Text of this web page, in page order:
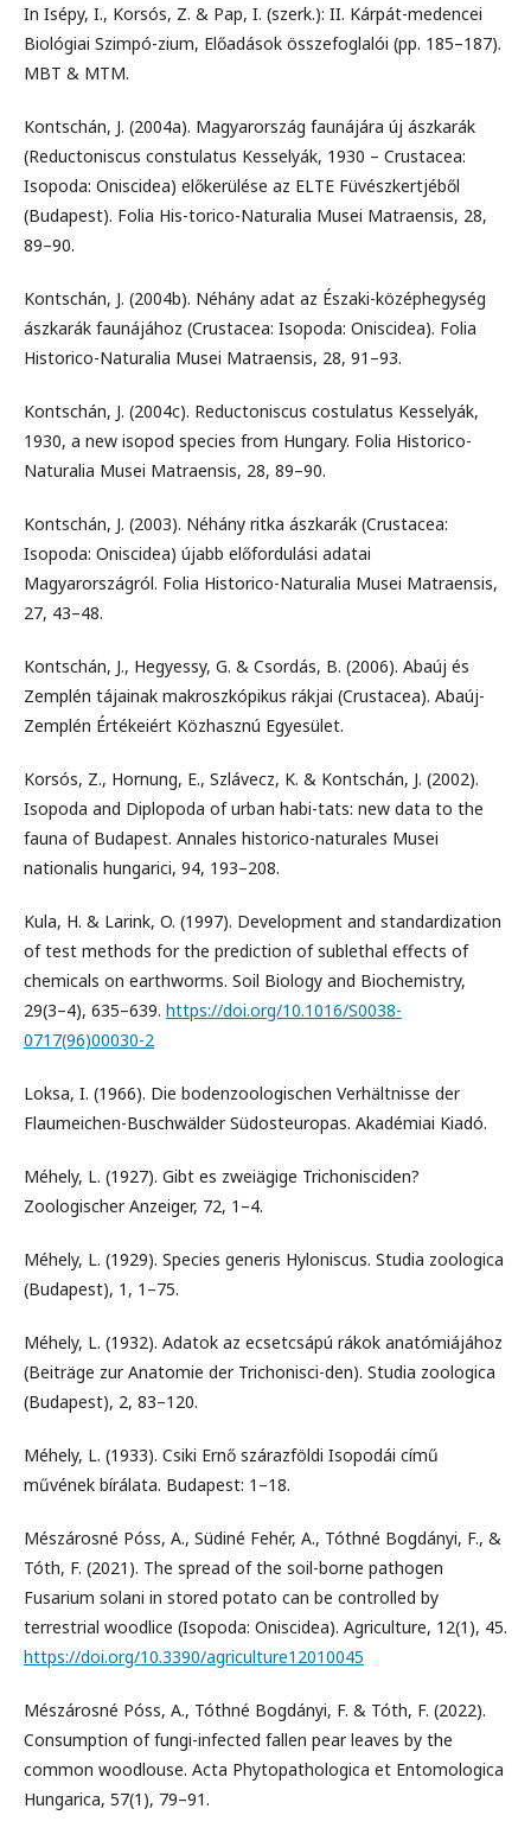
In Isépy, I., Korsós, Z. & Pap, I. (szerk.): II. Kárpát-medencei
Biológiai Szimpó-zium, Előadások összefoglalói (pp. 185–187).
MBT & MTM.
Kontschán, J. (2004a). Magyarország faunájára új ászkarák
(Reductoniscus constulatus Kesselyák, 1930 – Crustacea:
Isopoda: Oniscidea) előkerülése az ELTE Füvészkertjéből
(Budapest). Folia His-torico-Naturalia Musei Matraensis, 28,
89–90.
Kontschán, J. (2004b). Néhány adat az Északi-középhegység
ászkarák faunájához (Crustacea: Isopoda: Oniscidea). Folia
Historico-Naturalia Musei Matraensis, 28, 91–93.
Kontschán, J. (2004c). Reductoniscus costulatus Kesselyák,
1930, a new isopod species from Hungary. Folia Historico-
Naturalia Musei Matraensis, 28, 89–90.
Kontschán, J. (2003). Néhány ritka ászkarák (Crustacea:
Isopoda: Oniscidea) újabb előfordulási adatai
Magyarországról. Folia Historico-Naturalia Musei Matraensis,
27, 43–48.
Kontschán, J., Hegyessy, G. & Csordás, B. (2006). Abaúj és
Zemplén tájainak makroszkópikus rákjai (Crustacea). Abaúj-
Zemplén Értékeiért Közhasznú Egyesület.
Korsós, Z., Hornung, E., Szlávecz, K. & Kontschán, J. (2002).
Isopoda and Diplopoda of urban habi-tats: new data to the
fauna of Budapest. Annales historico-naturales Musei
nationalis hungarici, 94, 193–208.
Kula, H. & Larink, O. (1997). Development and standardization
of test methods for the prediction of sublethal effects of
chemicals on earthworms. Soil Biology and Biochemistry,
29(3–4), 635–639. https://doi.org/10.1016/S0038-
0717(96)00030-2
Loksa, I. (1966). Die bodenzoologischen Verhältnisse der
Flaumeichen-Buschwälder Südosteuropas. Akadémiai Kiadó.
Méhely, L. (1927). Gibt es zweiägige Trichonisciden?
Zoologischer Anzeiger, 72, 1–4.
Méhely, L. (1929). Species generis Hyloniscus. Studia zoologica
(Budapest), 1, 1–75.
Méhely, L. (1932). Adatok az ecsetcsápú rákok anatómiájához
(Beiträge zur Anatomie der Trichonisci-den). Studia zoologica
(Budapest), 2, 83–120.
Méhely, L. (1933). Csiki Ernő szárazföldi Isopodái című
művének bírálata. Budapest: 1–18.
Mészárosné Póss, A., Südiné Fehér, A., Tóthné Bogdányi, F., &
Tóth, F. (2021). The spread of the soil-borne pathogen
Fusarium solani in stored potato can be controlled by
terrestrial woodlice (Isopoda: Oniscidea). Agriculture, 12(1), 45.
https://doi.org/10.3390/agriculture12010045
Mészárosné Póss, A., Tóthné Bogdányi, F. & Tóth, F. (2022).
Consumption of fungi-infected fallen pear leaves by the
common woodlouse. Acta Phytopathologica et Entomologica
Hungarica, 57(1), 79–91.